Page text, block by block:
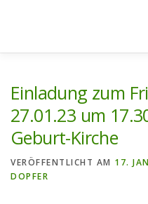
PFARREIENGEMEINSCHAFT
Einladung zum
27.01.23 um
Geburt-Kirche
VERÖFFENTLICHT AM 17.
DOPFER